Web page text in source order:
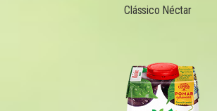
Clássico Néctar